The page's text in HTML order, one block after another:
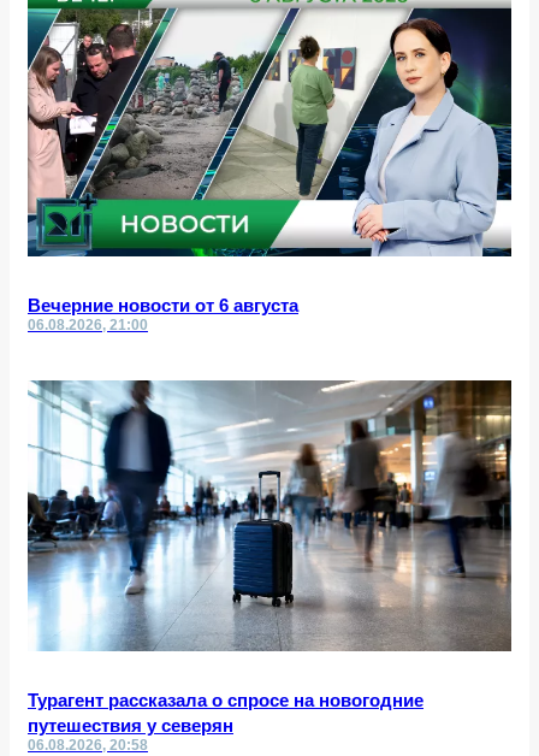
Вечерние новости от 6 августа
06.08.2026, 21:00
Турагент рассказала о спросе на новогодние
путешествия у северян
06.08.2026, 20:58